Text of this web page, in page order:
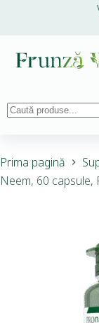
Prima pagină
Neem, 60 capsule,